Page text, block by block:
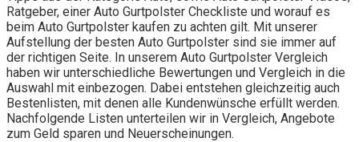
Ratgeber, einer Auto Gurtpolster Checkliste und worauf es
beim Auto Gurtpolster kaufen zu achten gilt. Mit unserer
Aufstellung der besten Auto Gurtpolster sind sie immer auf
der richtigen Seite. In unserem Auto Gurtpolster Vergleich
haben wir unterschiedliche Bewertungen und Vergleich in die
Auswahl mit einbezogen. Dabei entstehen gleichzeitig auch
Bestenlisten, mit denen alle Kundenwünsche erfüllt werden.
Nachfolgende Listen unterteilen wir in Vergleich, Angebote
zum Geld sparen und Neuerscheinungen.